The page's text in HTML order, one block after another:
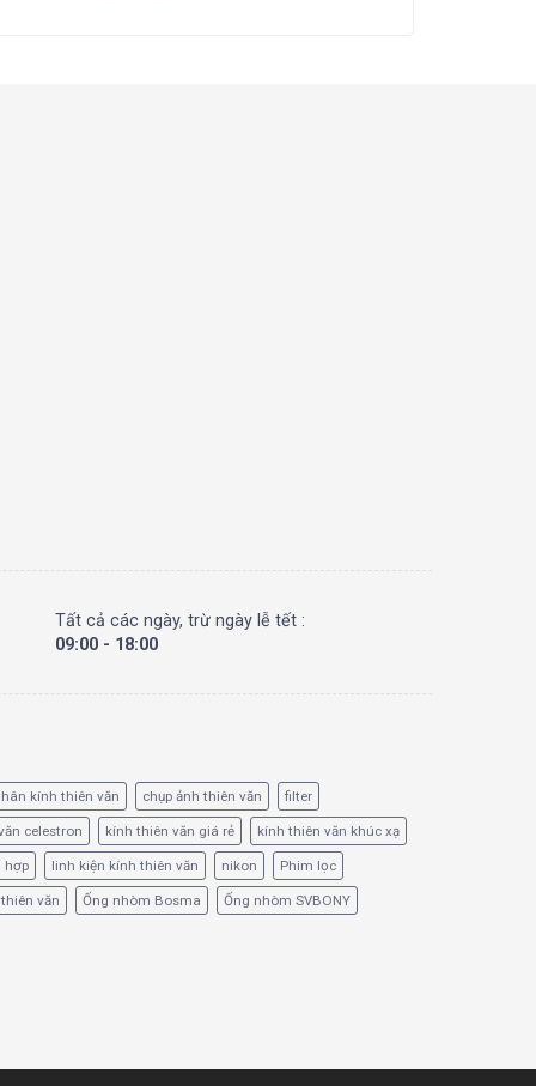
Tất cả các ngày, trừ ngày lễ tết :
09:00 - 18:00
kính thiên văn chụp ảnh thiên văn filter
celestron kính thiên văn giá rẻ kính thiên văn khúc xạ
hợp linh kiện kính thiên văn nikon Phim lọc
văn Ống nhòm Bosma Ống nhòm SVBONY